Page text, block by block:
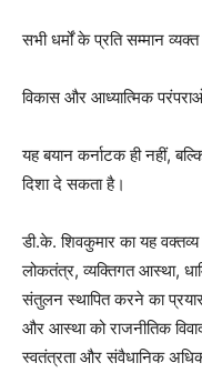
सभी धर्मों के प्रति सम्मान
विकास और आध्यात्मिक
यह बयान कर्नाटक ही नहीं,
दिशा दे सकता है।
डी.के. शिवकुमार का यह वक्तव्य
लोकतंत्र, व्यक्तिगत आस्था,
संतुलन स्थापित करने का
और आस्था को राजनीतिक
स्वतंत्रता और संवैधानिक